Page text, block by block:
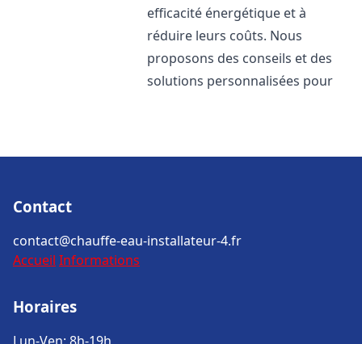
efficacité énergétique et à
réduire leurs coûts. Nous
proposons des conseils et des
solutions personnalisées pour
Contact
contact@chauffe-eau-installateur-4.fr
Accueil Informations
Horaires